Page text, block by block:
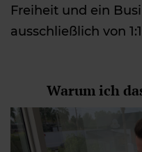
Freiheit und ein
ausschließlich von
Warum ich